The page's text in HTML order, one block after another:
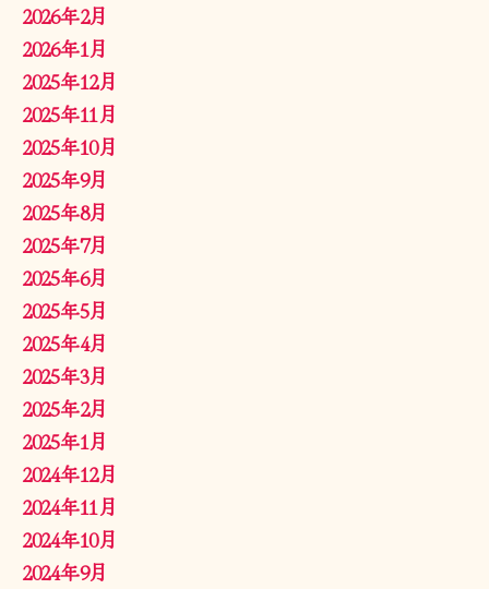
2026年2月
2026年1月
2025年12月
2025年11月
2025年10月
2025年9月
2025年8月
2025年7月
2025年6月
2025年5月
2025年4月
2025年3月
2025年2月
2025年1月
2024年12月
2024年11月
2024年10月
2024年9月